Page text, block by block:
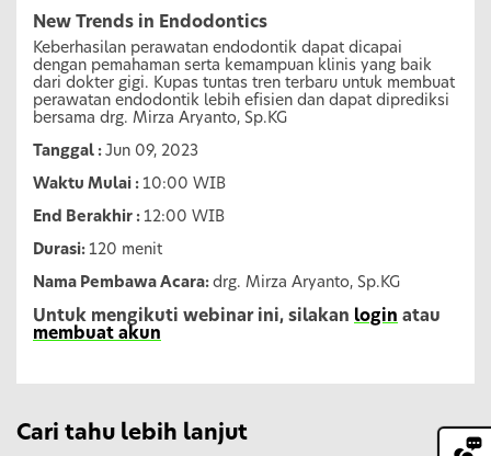
New Trends in Endodontics
Keberhasilan perawatan endodontik dapat dicapai
dengan pemahaman serta kemampuan klinis yang baik
dari dokter gigi. Kupas tuntas tren terbaru untuk membuat
perawatan endodontik lebih efisien dan dapat diprediksi
bersama drg. Mirza Aryanto, Sp.KG
Tanggal : Jun 09, 2023
Waktu Mulai : 10:00 WIB
End Berakhir : 12:00 WIB
Durasi: 120 menit
Nama Pembawa Acara: drg. Mirza Aryanto, Sp.KG
Untuk mengikuti webinar ini, silakan login atau
membuat akun
Cari tahu lebih lanjut